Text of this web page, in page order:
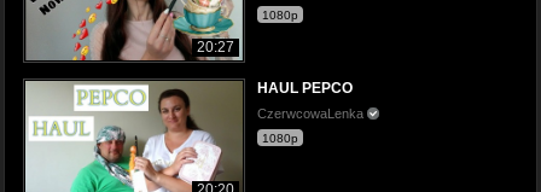
20:27
1080p
HAUL PEPCO
CzerwcowaLenka
1080p